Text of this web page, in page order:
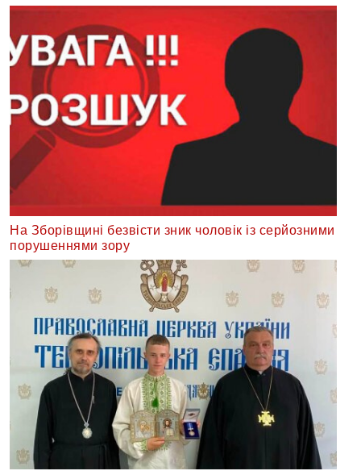
На Зборівщині безвісти зник чоловік із серйозними
порушеннями зору